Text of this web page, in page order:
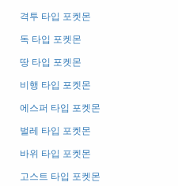
격투 타입 포켓몬
독 타입 포켓몬
땅 타입 포켓몬
비행 타입 포켓몬
에스퍼 타입 포켓몬
벌레 타입 포켓몬
바위 타입 포켓몬
고스트 타입 포켓몬